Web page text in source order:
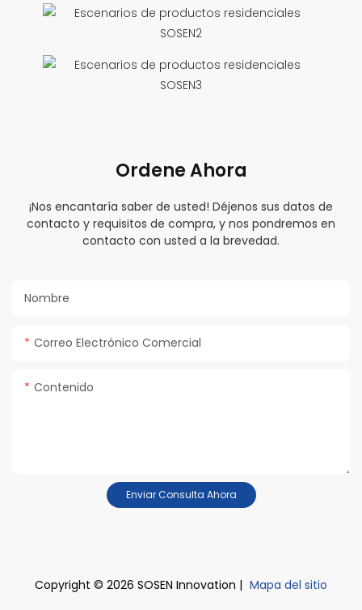
Ordene Ahora
¡Nos encantaría saber de usted! Déjenos sus datos de
contacto y requisitos de compra, y nos pondremos en
contacto con usted a la brevedad.
Nombre
Correo Electrónico Comercial
Contenido
Enviar Consulta Ahora
Copyright © 2026 SOSEN Innovation | Mapa del sitio